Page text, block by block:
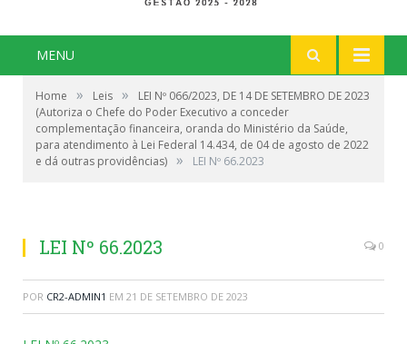
MENU
Home » Leis »
LEI Nº 066/2023, DE 14 DE SETEMBRO DE 2023
(Autoriza o Chefe do Poder Executivo a conceder
complementação financeira, oranda do Ministério da Saúde,
para atendimento à Lei Federal 14.434, de 04 de agosto de 2022
e dá outras providências) » LEI Nº 66.2023
LEI Nº 66.2023 0
POR CR2-ADMIN1 EM 21 DE SETEMBRO DE 2023